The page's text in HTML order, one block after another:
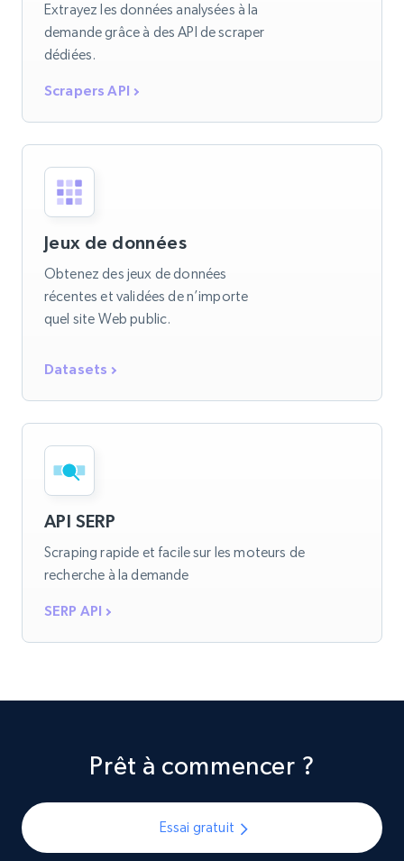
Extrayez les données analysées à la
demande grâce à des API de scraper
dédiées.
Scrapers API
Jeux de données
Obtenez des jeux de données
récentes et validées de n’importe
quel site Web public.
Datasets
API SERP
Scraping rapide et facile sur les moteurs de
recherche à la demande
SERP API
Prêt à commencer ?
Essai gratuit